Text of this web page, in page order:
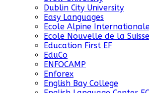
Dublin City University
Easy Languages
Ecole Alpine
Ecole Nouvelle de la
Education First EF
EduCo
ENFOCAMP
Enforex
English Bay College